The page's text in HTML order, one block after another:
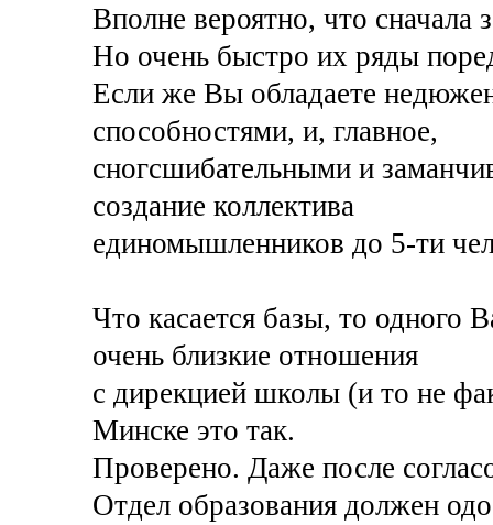
Вполне вероятно, что
Но очень быстро их ряды
Если же Вы обладаете
способностями, и, главное,
сногсшибательными и
создание коллектива
единомышленников до 5-ти
Что касается базы, то
очень близкие отношения
с дирекцией школы (и то не
Минске это так.
Проверено. Даже после
Отдел образования должен